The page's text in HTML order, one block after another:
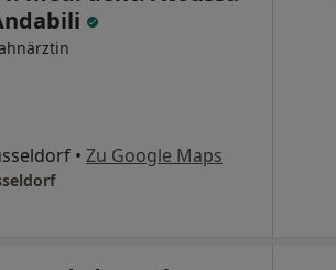
• Zu Google Maps